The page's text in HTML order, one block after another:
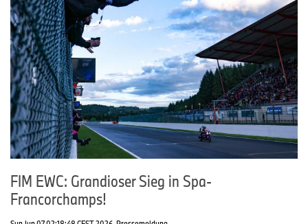
FIM EWC: Grandioser Sieg in Spa-
Francorchamps!